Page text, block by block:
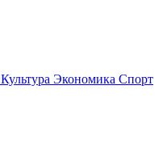
Культура Экономика Спорт